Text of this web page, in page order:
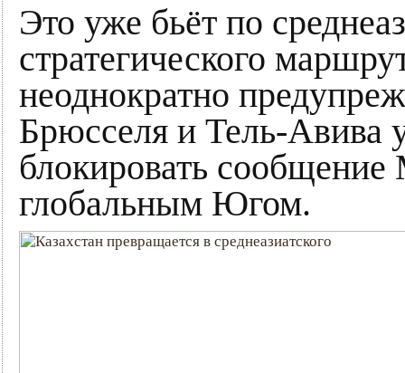
Это уже бьёт по
стратегического
неоднократно
Брюсселя и Тель-Авива
блокировать
глобальным Югом.